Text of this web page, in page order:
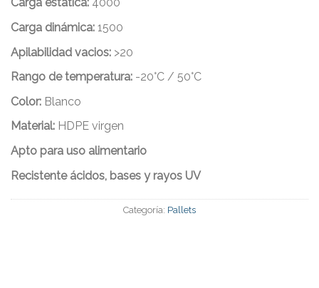
Carga estática: 4000
Carga dinámica: 1500
Apilabilidad vacios: >20
Rango de temperatura: -20°C / 50°C
Color: Blanco
Material: HDPE virgen
Apto para uso alimentario
Recistente ácidos, bases y rayos UV
Categoría: Pallets